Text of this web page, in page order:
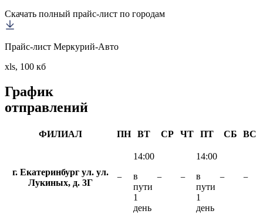
Скачать полный прайс-лист по городам
Прайс-лист Меркурий-Авто
xls, 100 кб
График
отправлений
ФИЛИАЛ ПН ВТ СР ЧТ ПТ СБ ВС
г. Екатеринбург ул. ул.
Лукиных, д. 3Г
−
14:00
в
пути
1
день
− −
14:00
в
пути
1
день
− −